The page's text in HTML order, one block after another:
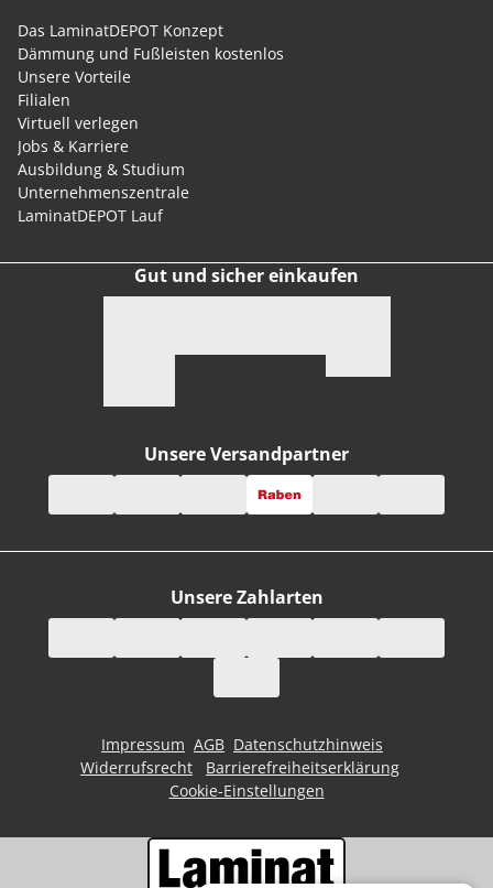
Das LaminatDEPOT Konzept
Dämmung und Fußleisten kostenlos
Unsere Vorteile
Filialen
Virtuell verlegen
Jobs & Karriere
Ausbildung & Studium
Unternehmenszentrale
LaminatDEPOT Lauf
Gut und sicher einkaufen
Unsere Zahlarten
Unsere Versandpartner
Impressum AGB Datenschutzhinweis
Widerrufsrecht
Barrierefreiheitserklärung
Cookie-Einstellungen